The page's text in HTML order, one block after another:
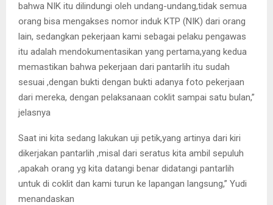
bahwa NIK itu dilindungi oleh undang-undang,tidak semua
orang bisa mengakses nomor induk KTP (NIK) dari orang
lain, sedangkan pekerjaan kami sebagai pelaku pengawas
itu adalah mendokumentasikan yang pertama,yang kedua
memastikan bahwa pekerjaan dari pantarlih itu sudah
sesuai ,dengan bukti dengan bukti adanya foto pekerjaan
dari mereka, dengan pelaksanaan coklit sampai satu bulan,”
jelasnya
Saat ini kita sedang lakukan uji petik,yang artinya dari kiri
dikerjakan pantarlih ,misal dari seratus kita ambil sepuluh
,apakah orang yg kita datangi benar didatangi pantarlih
untuk di coklit dan kami turun ke lapangan langsung,” Yudi
menandaskan